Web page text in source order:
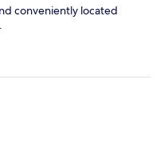
conveniently located